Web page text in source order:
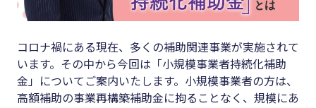
#生産性向上
#人材育成
#店舗経営
#クラブ
オフ
コロナ禍にある現在、多くの補助関連事業が実施されて
います。その中から今回は「小規模事業者持続化補助
金」についてご案内いたします。小規模事業者の方は、
高額補助の事業再構築補助金に拘ることなく、規模にあ